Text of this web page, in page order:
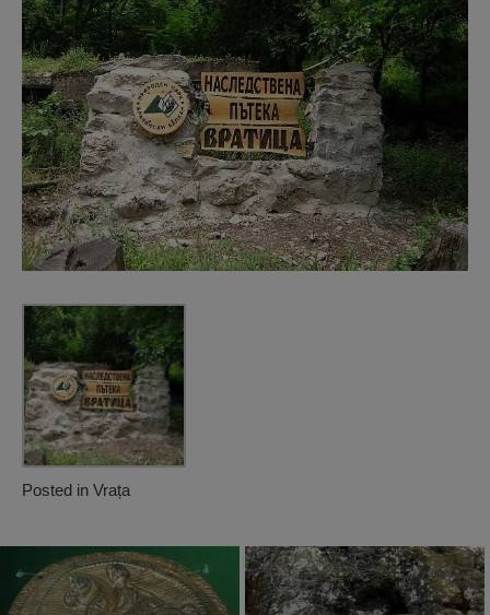
Posted in Vrața